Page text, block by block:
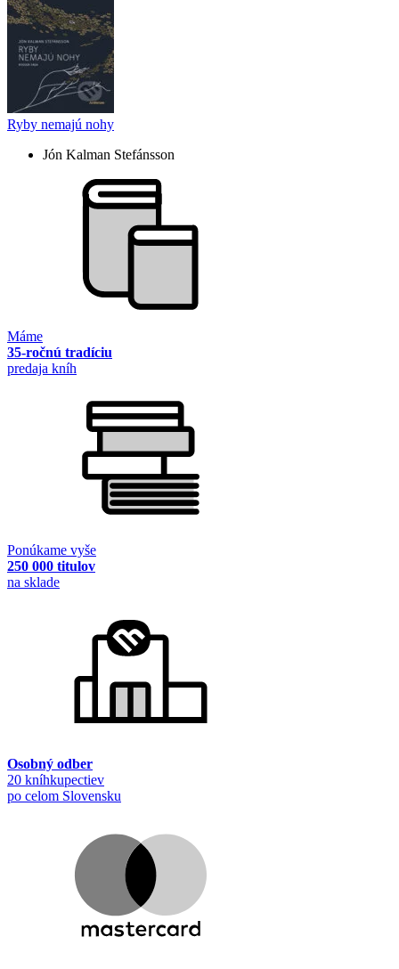
Ryby nemajú nohy
Jón Kalman Stefánsson
Máme
35-ročnú tradíciu
predaja kníh
Ponúkame vyše
250 000 titulov
na sklade
Osobný odber
20 kníhkupectiev
po celom Slovensku